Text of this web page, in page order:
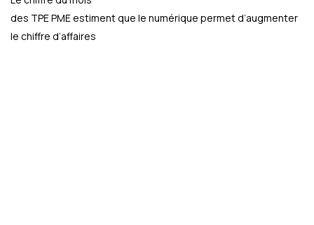
des TPE PME estiment que le numérique permet d’augmenter
le chiffre d’affaires